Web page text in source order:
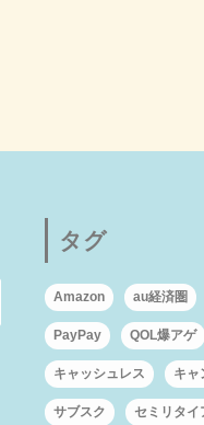
タグ
Amazon au経済圏
PayPay QOL爆アゲ
キャッシュレス キャ
サブスク セミリタイ